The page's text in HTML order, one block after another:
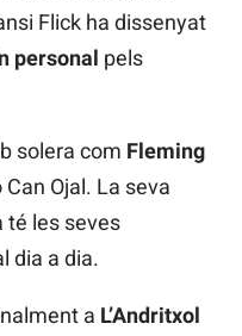
Flick ha dissenyat
personal pels
solera com Fleming
Can Ojal. La seva
té les seves
dia a dia.
a L’Andritxol